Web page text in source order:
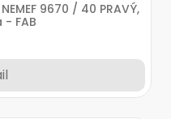
9670 / 40 PRAVÝ,
FAB